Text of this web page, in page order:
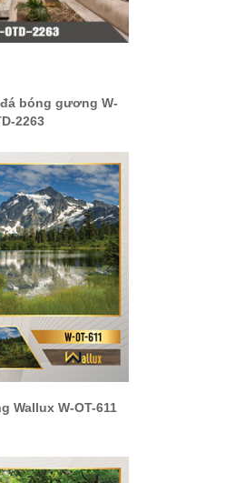
bóng gương W-
2263
Wallux W-OT-611